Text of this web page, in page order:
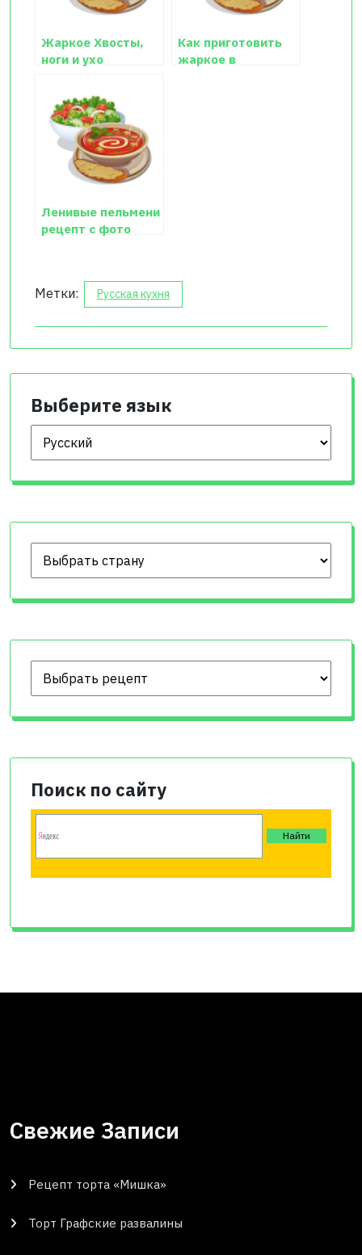
Жаркое Хвосты,
ноги и ухо
Как приготовить
жаркое в
Ленивые пельмени
рецепт с фото
Метки: Русская кухня
Выберите язык
Выберите язык
Поиск по сайту
Свежие Записи
Рецепт торта «Мишка»
Торт Графские развалины